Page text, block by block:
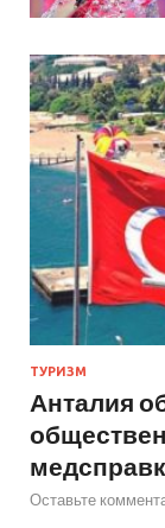
ТУРИЗМ
Анталия
Оставьте